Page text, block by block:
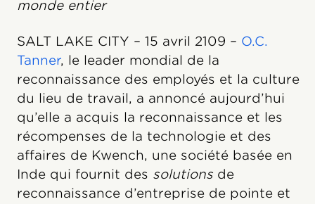
monde entier
SALT LAKE CITY – 15 avril 2109 – O.C.
Tanner, le leader mondial de la
reconnaissance des employés et la culture
du lieu de travail, a annoncé aujourd’hui
qu’elle a acquis la reconnaissance et les
récompenses de la technologie et des
affaires de Kwench, une société basée en
Inde qui fournit des solutions de
reconnaissance d’entreprise de pointe et